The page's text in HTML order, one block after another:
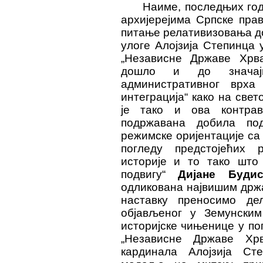
Наиме, последњих
архијерејима Српске
питање релативизовања
улоге Алојзија Степинца
„Независне Државе
дошло и до
административног
интеграција“ како на
је тако и ова
подржавана добила
режимске оријентације
погледу
историје и то тако што
подвигу“Дијане
одликована највишим
наставку преносимо
објављеног у
историјске чињенице у
„Независне Државе
кардинала Алојзија